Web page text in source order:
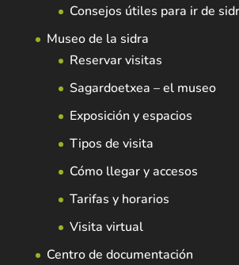
Consejos útiles para ir de
Museo de la sidra
Reservar visitas
Sagardoetxea – el museo
Exposición y espacios
Tipos de visita
Cómo llegar y accesos
Tarifas y horarios
Visita virtual
Centro de documentación